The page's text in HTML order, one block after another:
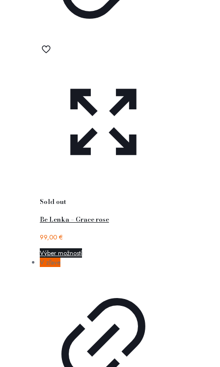
Sold out
Be Lenka – Grace rose
99,00 €
Výber možností
V zľave